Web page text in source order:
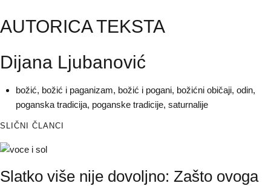
AUTORICA TEKSTA
Dijana Ljubanović
božić, božić i paganizam, božić i pogani, božićni običaji, odin,
poganska tradicija, poganske tradicije, saturnalije
SLIČNI ČLANCI
Slatko više nije dovoljno: Zašto ovoga